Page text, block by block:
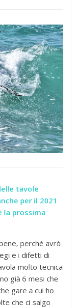
tavole
per il 2021
la prossima
perché avrò
e i difetti di
molto tecnica
già 6 mesi che
gare a cui ho
che ci salgo